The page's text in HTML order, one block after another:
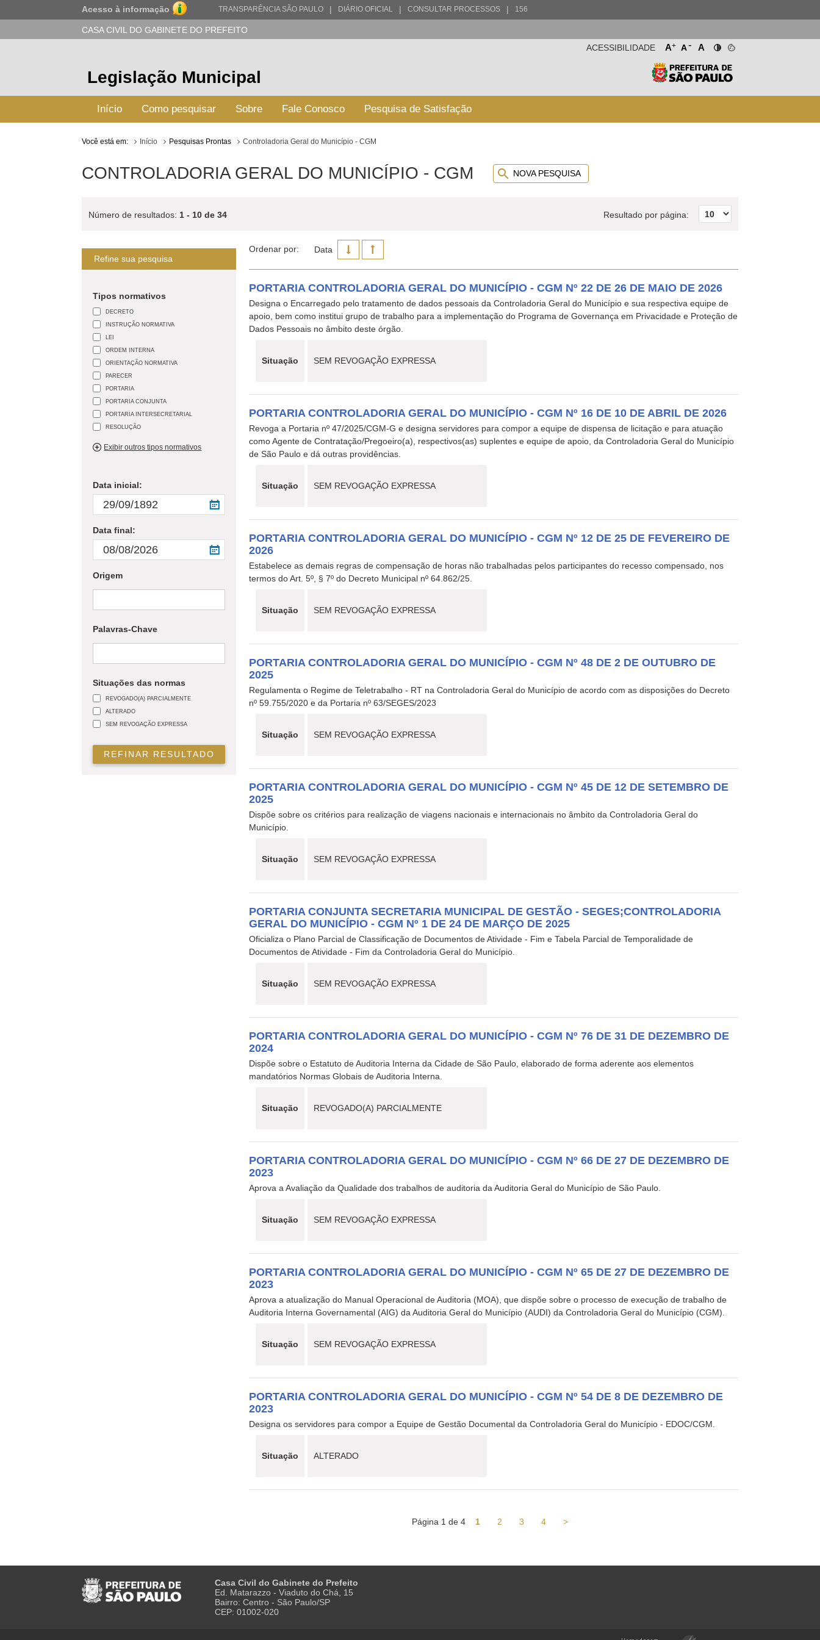
Acesso à informação TRANSPARÊNCIA SÃO PAULO | DIÁRIO OFICIAL | CONSULTAR PROCESSOS | 156
CASA CIVIL DO GABINETE DO PREFEITO
A+ A- A
ACESSIBILIDADE
Legislação Municipal
Início Como pesquisar Sobre Fale Conosco Pesquisa de Satisfação
Você está em: Início Pesquisas Prontas Controladoria Geral do Município - CGM
CONTROLADORIA GERAL DO MUNICÍPIO - CGM NOVA PESQUISA
Número de resultados: 1 - 10 de 34 Resultado por página:
Refine sua pesquisa
Tipos normativos
DECRETO
INSTRUÇÃO NORMATIVA
LEI
ORDEM INTERNA
ORIENTAÇÃO NORMATIVA
PARECER
PORTARIA
PORTARIA CONJUNTA
PORTARIA INTERSECRETARIAL
RESOLUÇÃO
Exibir outros tipos normativos
Data inicial:
Data final:
Origem
Palavras-Chave
Situações das normas
REVOGADO(A) PARCIALMENTE
ALTERADO
SEM REVOGAÇÃO EXPRESSA
REFINAR RESULTADO
Ordenar por: Data
PORTARIA CONTROLADORIA GERAL DO MUNICÍPIO - CGM Nº 22 DE 26 DE MAIO DE 2026
Designa o Encarregado pelo tratamento de dados pessoais da Controladoria Geral do Município e sua respectiva equipe de
apoio, bem como institui grupo de trabalho para a implementação do Programa de Governança em Privacidade e Proteção de
Dados Pessoais no âmbito deste órgão.
Situação SEM REVOGAÇÃO EXPRESSA
PORTARIA CONTROLADORIA GERAL DO MUNICÍPIO - CGM Nº 16 DE 10 DE ABRIL DE 2026
Revoga a Portaria nº 47/2025/CGM-G e designa servidores para compor a equipe de dispensa de licitação e para atuação
como Agente de Contratação/Pregoeiro(a), respectivos(as) suplentes e equipe de apoio, da Controladoria Geral do Município
de São Paulo e dá outras providências.
Situação SEM REVOGAÇÃO EXPRESSA
PORTARIA CONTROLADORIA GERAL DO MUNICÍPIO - CGM Nº 12 DE 25 DE FEVEREIRO DE
2026
Estabelece as demais regras de compensação de horas não trabalhadas pelos participantes do recesso compensado, nos
termos do Art. 5º, § 7º do Decreto Municipal nº 64.862/25.
Situação SEM REVOGAÇÃO EXPRESSA
PORTARIA CONTROLADORIA GERAL DO MUNICÍPIO - CGM Nº 48 DE 2 DE OUTUBRO DE
2025
Regulamenta o Regime de Teletrabalho - RT na Controladoria Geral do Município de acordo com as disposições do Decreto
nº 59.755/2020 e da Portaria nº 63/SEGES/2023
Situação SEM REVOGAÇÃO EXPRESSA
PORTARIA CONTROLADORIA GERAL DO MUNICÍPIO - CGM Nº 45 DE 12 DE SETEMBRO DE
2025
Dispõe sobre os critérios para realização de viagens nacionais e internacionais no âmbito da Controladoria Geral do
Município.
Situação SEM REVOGAÇÃO EXPRESSA
PORTARIA CONJUNTA SECRETARIA MUNICIPAL DE GESTÃO - SEGES;CONTROLADORIA
GERAL DO MUNICÍPIO - CGM Nº 1 DE 24 DE MARÇO DE 2025
Oficializa o Plano Parcial de Classificação de Documentos de Atividade - Fim e Tabela Parcial de Temporalidade de
Documentos de Atividade - Fim da Controladoria Geral do Município.
Situação SEM REVOGAÇÃO EXPRESSA
PORTARIA CONTROLADORIA GERAL DO MUNICÍPIO - CGM Nº 76 DE 31 DE DEZEMBRO DE
2024
Dispõe sobre o Estatuto de Auditoria Interna da Cidade de São Paulo, elaborado de forma aderente aos elementos
mandatórios Normas Globais de Auditoria Interna.
Situação REVOGADO(A) PARCIALMENTE
PORTARIA CONTROLADORIA GERAL DO MUNICÍPIO - CGM Nº 66 DE 27 DE DEZEMBRO DE
2023
Aprova a Avaliação da Qualidade dos trabalhos de auditoria da Auditoria Geral do Município de São Paulo.
Situação SEM REVOGAÇÃO EXPRESSA
PORTARIA CONTROLADORIA GERAL DO MUNICÍPIO - CGM Nº 65 DE 27 DE DEZEMBRO DE
2023
Aprova a atualização do Manual Operacional de Auditoria (MOA), que dispõe sobre o processo de execução de trabalho de
Auditoria Interna Governamental (AIG) da Auditoria Geral do Município (AUDI) da Controladoria Geral do Município (CGM).
Situação SEM REVOGAÇÃO EXPRESSA
PORTARIA CONTROLADORIA GERAL DO MUNICÍPIO - CGM Nº 54 DE 8 DE DEZEMBRO DE
2023
Designa os servidores para compor a Equipe de Gestão Documental da Controladoria Geral do Município - EDOC/CGM.
Situação ALTERADO
Página 1 de 4 1 2 3 4 >
Casa Civil do Gabinete do Prefeito
Ed. Matarazzo - Viaduto do Chá, 15
Bairro: Centro - São Paulo/SP
CEP: 01002-020